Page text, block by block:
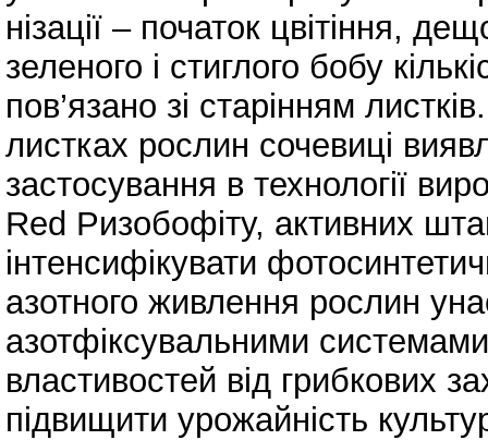
нізації – початок цвітіння,
зеленого і стиглого бобу
пов’язано зі старінням
листках рослин сочевиці
застосування в технології
Red Ризобофіту, активних
інтенсифікувати
азотного живлення рослин
азотфіксувальними
властивостей від грибкових
підвищити урожайність